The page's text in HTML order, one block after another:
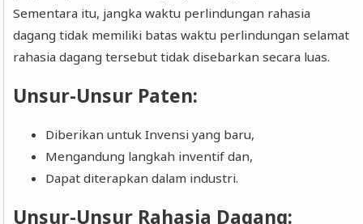
Sementara itu, jangka waktu perlindungan rahasia
dagang tidak memiliki batas waktu perlindungan selamat
rahasia dagang tersebut tidak disebarkan secara luas.
Unsur-Unsur Paten:
Diberikan untuk Invensi yang baru,
Mengandung langkah inventif dan,
Dapat diterapkan dalam industri.
Unsur-Unsur Rahasia Dagang: